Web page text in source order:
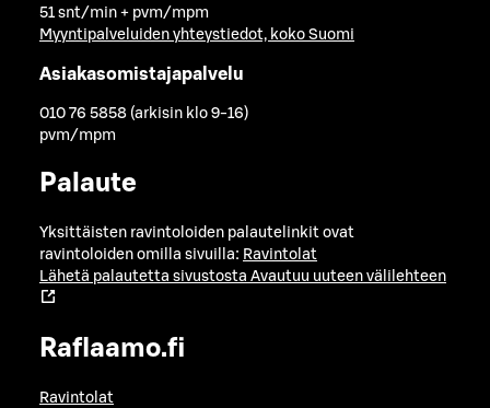
51 snt/min + pvm/mpm
Myyntipalveluiden yhteystiedot, koko Suomi
Asiakasomistajapalvelu
010 76 5858 (arkisin klo 9-16)
pvm/mpm
Palaute
Yksittäisten ravintoloiden palautelinkit ovat
ravintoloiden omilla sivuilla: Ravintolat
Lähetä palautetta sivustosta Avautuu uuteen välilehteen
Raflaamo.fi
Ravintolat